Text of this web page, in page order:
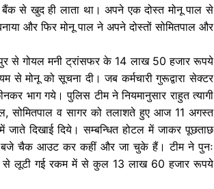
बैंक से खुद ही लाता था। अपने एक दोस्त मोनू पाल से
और फिर मोनू पाल ने अपने दोस्तों सोमितपाल और
से गोयल मनी ट्रांसफर के 14 लाख 50 हजार रूपये
मोनू को सूचना दी। जब कर्मचारी गुरूद्वारा सेक्टर
भाग गये। पुलिस टीम ने नियमानुसार राहुत त्यागी
सोमितपाल व सागर को तलाशते हुए आज 11 अगस्त
दिखाई दिये। सम्बन्धित होटल में जाकर पूछताछ
चैक आउट कर कहीं और जा चुके हैं। टीम ने पुनः
से लूटी गई रकम में से कुल 13 लाख 60 हजार रूपये